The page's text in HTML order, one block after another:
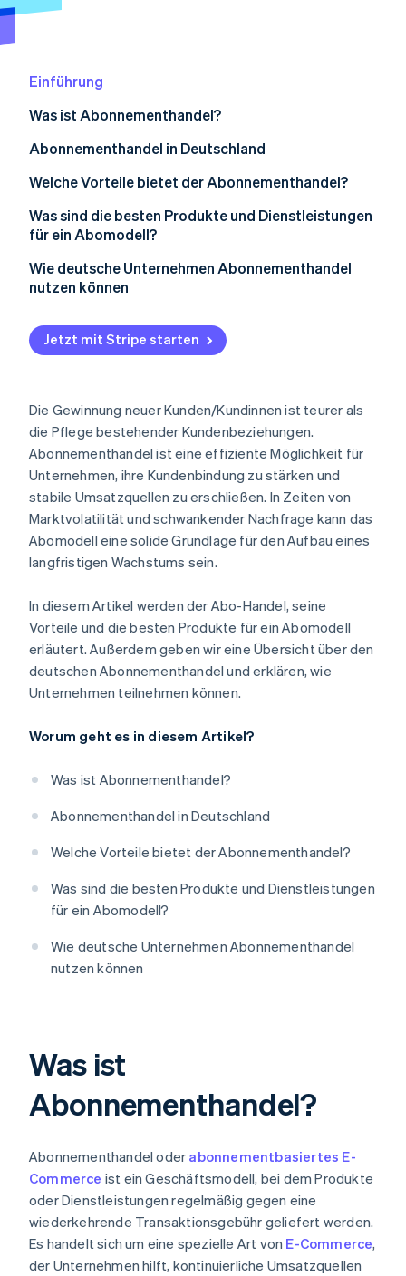
Climate
CO₂-Entnahme
Identity
Erfahren Sie, wie Stripe Lösungen für
Jetzt ansehen
Einführung
Was ist Abonnementhandel?
Flexible Abo im digitalen Handel
Abonnementhandel in Deutschland
Verbreitung von Abonnements
Abonnementkündigung
Welche Vorteile bietet der Abonnementhandel?
Vorteile für Unternehmen
Was sind die besten Produkte und Dienstleistungen
für ein Abomodell?
Wie deutsche Unternehmen Abonnementhandel
nutzen können
Zielgruppen analysieren und Produkte auswählen
Abonnementmodell und Preisgestaltung auswählen
Abonnementverwaltung einfach gestalten
Angebote personalisieren
Marketingstrategien zur Kundengewinnung
einsetzen
Langfristige Kundenbindung fördern
Jetzt mit Stripe starten
Die Gewinnung neuer Kunden/Kundinnen ist teurer als
die Pflege bestehender Kundenbeziehungen.
Abonnementhandel ist eine effiziente Möglichkeit für
Unternehmen, ihre Kundenbindung zu stärken und
stabile Umsatzquellen zu erschließen. In Zeiten von
Marktvolatilität und schwankender Nachfrage kann das
Abomodell eine solide Grundlage für den Aufbau eines
langfristigen Wachstums sein.
In diesem Artikel werden der Abo-Handel, seine
Vorteile und die besten Produkte für ein Abomodell
erläutert. Außerdem geben wir eine Übersicht über den
deutschen Abonnementhandel und erklären, wie
Unternehmen teilnehmen können.
Worum geht es in diesem Artikel?
Was ist Abonnementhandel?
Abonnementhandel in Deutschland
Welche Vorteile bietet der Abonnementhandel?
Was sind die besten Produkte und Dienstleistungen
für ein Abomodell?
Wie deutsche Unternehmen Abonnementhandel
nutzen können
Was ist
Abonnementhandel?
Abonnementhandel oder abonnementbasiertes E-
Commerce ist ein Geschäftsmodell, bei dem Produkte
oder Dienstleistungen regelmäßig gegen eine
wiederkehrende Transaktionsgebühr geliefert werden.
Es handelt sich um eine spezielle Art von E-Commerce,
der Unternehmen hilft, kontinuierliche Umsatzquellen